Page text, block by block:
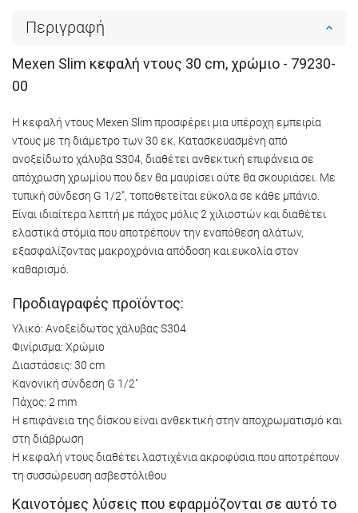
Περιγραφή
Mexen Slim κεφαλή ντους 30 cm, χρώμιο - 79230-
00
Η κεφαλή ντους Mexen Slim προσφέρει μια υπέροχη εμπειρία
ντους με τη διάμετρο των 30 εκ. Κατασκευασμένη από
ανοξείδωτο χάλυβα S304, διαθέτει ανθεκτική επιφάνεια σε
απόχρωση χρωμίου που δεν θα μαυρίσει ούτε θα σκουριάσει. Με
τυπική σύνδεση G 1/2", τοποθετείται εύκολα σε κάθε μπάνιο.
Είναι ιδιαίτερα λεπτή με πάχος μόλις 2 χιλιοστών και διαθέτει
ελαστικά στόμια που αποτρέπουν την εναπόθεση αλάτων,
εξασφαλίζοντας μακροχρόνια απόδοση και ευκολία στον
καθαρισμό.
Προδιαγραφές προϊόντος:
Υλικό: Ανοξείδωτος χάλυβας S304
Φινίρισμα: Χρώμιο
Διαστάσεις: 30 cm
Κανονική σύνδεση G 1/2"
Πάχος: 2 mm
Η επιφάνεια της δίσκου είναι ανθεκτική στην αποχρωματισμό και
στη διάβρωση
Η κεφαλή ντους διαθέτει λαστιχένια ακροφύσια που αποτρέπουν
τη συσσώρευση ασβεστόλιθου
Καινοτόμες λύσεις που εφαρμόζονται σε αυτό το